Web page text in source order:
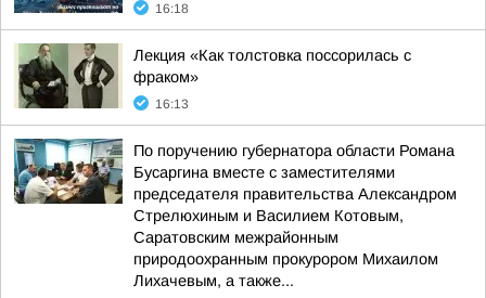
16:18
Лекция «Как толстовка поссорилась с
фраком»
16:13
По поручению губернатора области Романа
Бусаргина вместе с заместителями
председателя правительства Александром
Стрелюхиным и Василием Котовым,
Саратовским межрайонным
природоохранным прокурором Михаилом
Лихачевым, а также...